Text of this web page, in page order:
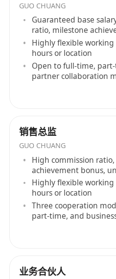
GUO CHUANG
Guaranteed base
ratio, milestone
Highly flexible
hours or location
Open to full-time,
partner collaboration
销售总监
GUO CHUANG
High commission
achievement bonus,
salary
Highly flexible
hours or location
Three cooperation
part-time, and
业务合伙人